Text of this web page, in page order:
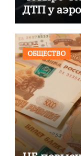
ДТП у
ОБЩЕСТВО